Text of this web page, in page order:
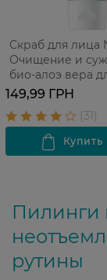
Скраб для лица
Очищение и
био-алоэ вера
матовый
149,99 ГРН
Пилинги
рутины